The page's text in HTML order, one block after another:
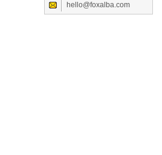
hello@foxalba.com